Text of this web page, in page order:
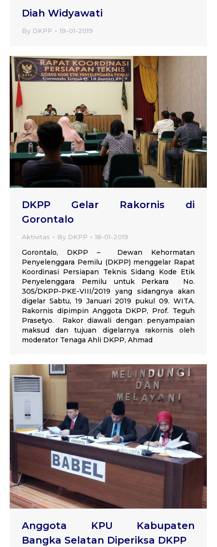
Diah Widyawati
By DKPP 19-01-2019
DKPP Gelar Rakornis di
Gorontalo
Aktivitas By DKPP 18-01-2019
Gorontalo, DKPP – Dewan Kehormatan
Penyelenggara Pemilu (DKPP) menggelar Rapat
Koordinasi Persiapan Teknis Sidang Kode Etik
Penyelenggara Pemilu untuk Perkara No.
305/DKPP-PKE-VIII/2019 yang sidangnya akan
digelar Sabtu, 19 Januari 2019 pukul 09. WITA.
Rakornis dipimpin Anggota DKPP, Prof. Teguh
Prasetyo. Rakor diawali dengan penyampaian
maksud dan tujuan digelarnya rakornis oleh
moderator Tenaga Ahli DKPP, Ahmad
Anggota KPU Kabupaten
Bangka Selatan Diperiksa DKPP